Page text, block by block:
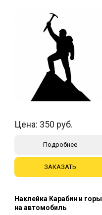
Цена: 350 руб.
Подробнее
ЗАКАЗАТЬ
Наклейка Карабин и горы
на автомобиль